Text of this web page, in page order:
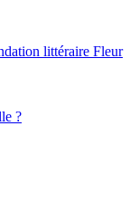
littéraire Fleur
?